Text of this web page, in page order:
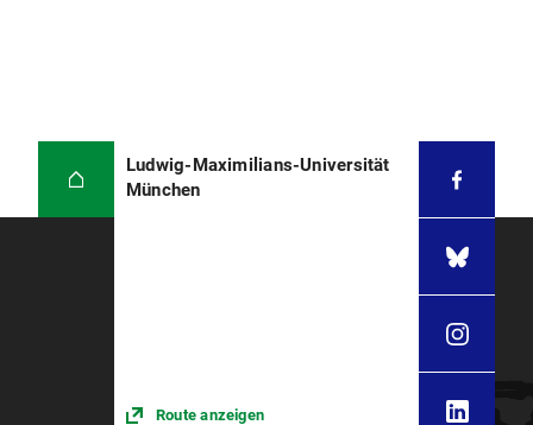
Ludwig-Maximilians-Universität
München
Route anzeigen